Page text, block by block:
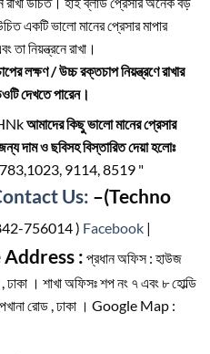
একটি ভালো মানের প্রেসার মাপার
তা নিয়ন্ত্রনে রাখা।
লক্ষণ / উচ্চ রক্তচাপ নিয়ন্ত্রণে রাখার
দেখতে পারেন।
আমাদের কিছু ভালো মানের প্রেসার
দাম ও ছবিসহ বিস্তারিত দেয়া হলোঃ
9114, 8519 "
Us: –(Techno
756014 ) Facebook |
: প্রধান অফিস : হাউজ
। শাখা অফিসঃ শপ নং ৭ এবং ৮ হোল্ডি
রোড , ঢাকা । Google Map :